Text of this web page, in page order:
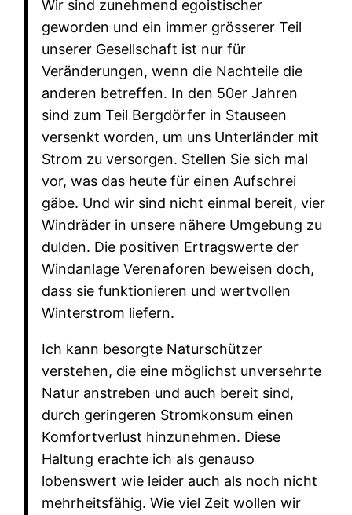
Wir sind zunehmend egoistischer
geworden und ein immer grösserer Teil
unserer Gesellschaft ist nur für
Veränderungen, wenn die Nachteile die
anderen betreffen. In den 50er Jahren
sind zum Teil Bergdörfer in Stauseen
versenkt worden, um uns Unterländer mit
Strom zu versorgen. Stellen Sie sich mal
vor, was das heute für einen Aufschrei
gäbe. Und wir sind nicht einmal bereit, vier
Windräder in unsere nähere Umgebung zu
dulden. Die positiven Ertragswerte der
Windanlage Verenaforen beweisen doch,
dass sie funktionieren und wertvollen
Winterstrom liefern.
Ich kann besorgte Naturschützer
verstehen, die eine möglichst unversehrte
Natur anstreben und auch bereit sind,
durch geringeren Stromkonsum einen
Komfortverlust hinzunehmen. Diese
Haltung erachte ich als genauso
lobenswert wie leider auch als noch nicht
mehrheitsfähig. Wie viel Zeit wollen wir